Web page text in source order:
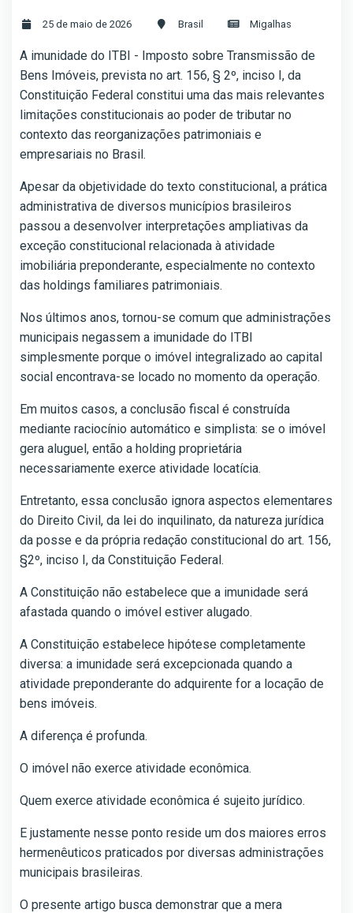
25 de maio de 2026 Brasil Migalhas
A imunidade do ITBI - Imposto sobre Transmissão de
Bens Imóveis, prevista no art. 156, § 2º, inciso I, da
Constituição Federal constitui uma das mais relevantes
limitações constitucionais ao poder de tributar no
contexto das reorganizações patrimoniais e
empresariais no Brasil.
Apesar da objetividade do texto constitucional, a prática
administrativa de diversos municípios brasileiros
passou a desenvolver interpretações ampliativas da
exceção constitucional relacionada à atividade
imobiliária preponderante, especialmente no contexto
das holdings familiares patrimoniais.
Nos últimos anos, tornou-se comum que administrações
municipais negassem a imunidade do ITBI
simplesmente porque o imóvel integralizado ao capital
social encontrava-se locado no momento da operação.
Em muitos casos, a conclusão fiscal é construída
mediante raciocínio automático e simplista: se o imóvel
gera aluguel, então a holding proprietária
necessariamente exerce atividade locatícia.
Entretanto, essa conclusão ignora aspectos elementares
do Direito Civil, da lei do inquilinato, da natureza jurídica
da posse e da própria redação constitucional do art. 156,
§2º, inciso I, da Constituição Federal.
A Constituição não estabelece que a imunidade será
afastada quando o imóvel estiver alugado.
A Constituição estabelece hipótese completamente
diversa: a imunidade será excepcionada quando a
atividade preponderante do adquirente for a locação de
bens imóveis.
A diferença é profunda.
O imóvel não exerce atividade econômica.
Quem exerce atividade econômica é sujeito jurídico.
E justamente nesse ponto reside um dos maiores erros
hermenêuticos praticados por diversas administrações
municipais brasileiras.
O presente artigo busca demonstrar que a mera